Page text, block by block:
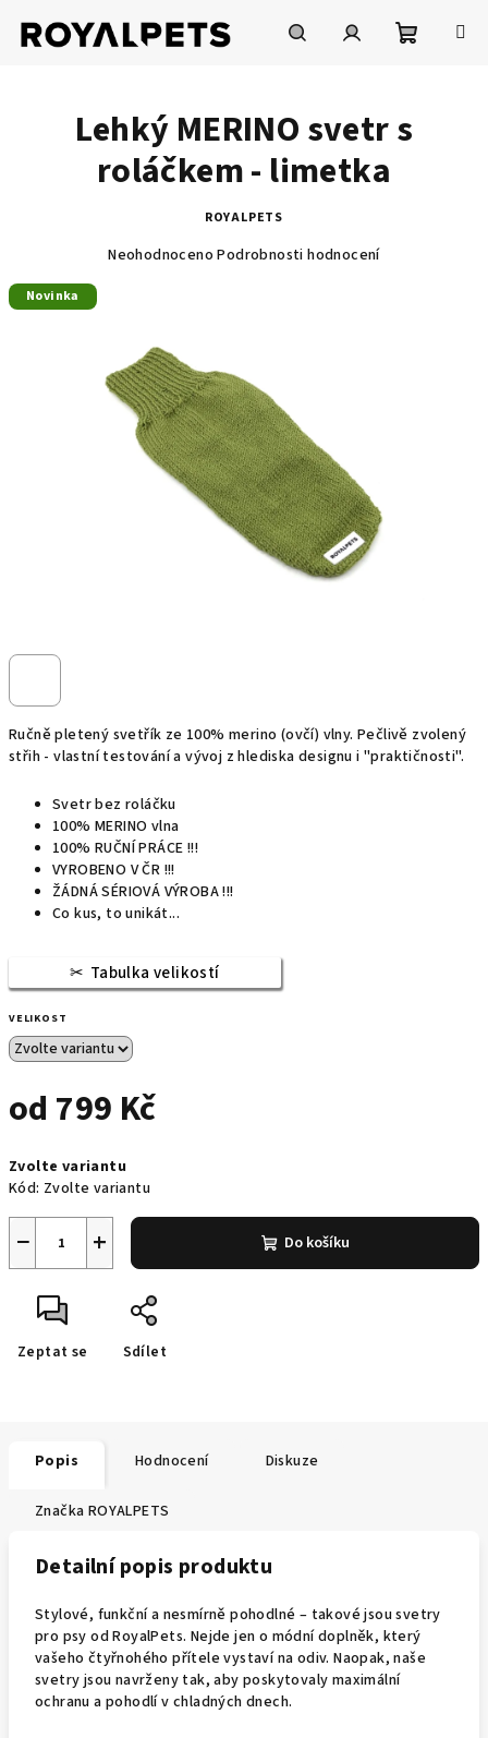
obsah
košík
Ručně pletený svetřík ze 100% merino (ovčí) vlny. Pečlivě zvolený
střih - vlastní testování a vývoj z hlediska designu i "praktičnosti".
Svetr bez roláčku
100% MERINO vlna
100% RUČNÍ PRÁCE !!!
VYROBENO V ČR !!!
ŽÁDNÁ SÉRIOVÁ VÝROBA !!!
Co kus, to unikát...
Tabulka velikostí
VELIKOST
od 799 Kč
cena:
Zvolte variantu
Kód: Zvolte variantu
+
− Do košíku
Zeptat se Sdílet
Lehký MERINO svetr s
roláčkem - limetka
ROYALPETS
produktu
Neohodnoceno Podrobnosti hodnocení
Novinka
Popis Hodnocení Diskuze
Značka ROYALPETS
Detailní popis produktu
Stylové, funkční a nesmírně pohodlné – takové jsou svetry
pro psy od RoyalPets. Nejde jen o módní doplněk, který
vašeho čtyřnohého přítele vystaví na odiv. Naopak, naše
svetry jsou navrženy tak, aby poskytovaly maximální
ochranu a pohodlí v chladných dnech.